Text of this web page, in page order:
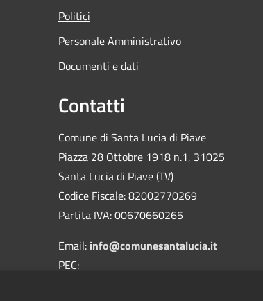
Politici
Personale Amministrativo
Documenti e dati
Contatti
Comune di Santa Lucia di Piave
Piazza 28 Ottobre 1918 n.1, 31025
Santa Lucia di Piave (TV)
Codice Fiscale: 82002770269
Partita IVA: 00670660265
Email: info@comunesantalucia.it
PEC: